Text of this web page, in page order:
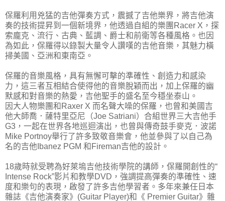
保羅利用兇猛的吉他彈奏方式，震撼了吉他樂界，將吉他演
奏的技術提昇到一個新境界，他透過自組的樂團Racer X，探
索龐克、流​​行、古典、藍調、爵士和前衛等各種風格。也因
為如此，保羅得以錄製大量令人讚嘆的吉他音樂，其魅力橫
掃美國、亞洲和東南亞。
保羅的音樂風格，具有無懈可擊的準確性、創造力和感染
力，這三者互相結合使得他的音樂脫穎而出，加上保羅的幽
默感和對音樂的熱愛，吉他聖手的盛名至今穩坐泰山。
因大人物樂團和Raxer X 而名聲大噪的保羅，也曾和美國吉
他大師喬．薩特里亞尼（Joe Satriani）合組世界三大吉他手
G3，一起在世界各地巡迴演出，也曾與傳奇鼓手麥克．波諾
Mike Portnoy舉行了許多致敬音樂會，他並參與了以自己為
名的吉他Ibanez PGM 和Fireman吉他的設計。
18歲時就受聘為好萊塢吉他技術學院的講師，保羅開創性的“
Intense Rock”影片和教學DVD，強調提高彈奏的準確性、速
度和樂句的表現，啟發了許多吉他學習者。多年來兼任日本
雜誌《吉他演奏家》(Guitar Player)和《 Premier Guitar》雜